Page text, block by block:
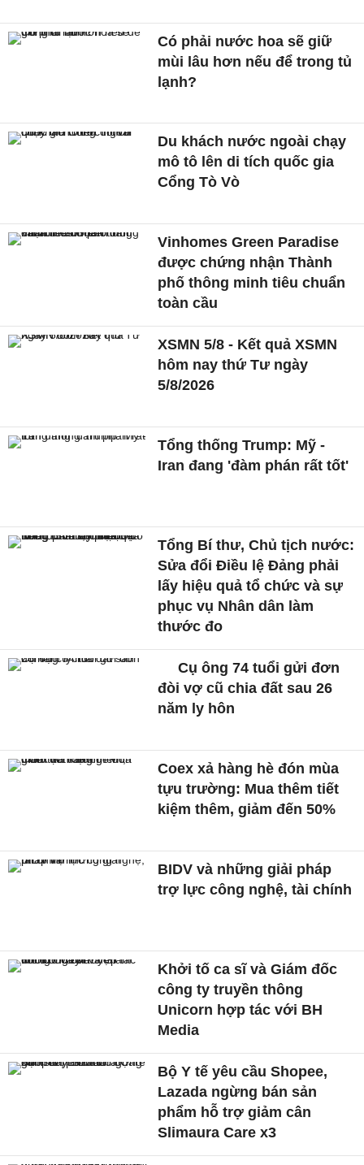
Có phải nước hoa sẽ giữ
mùi lâu hơn nếu để trong tủ
lạnh?
Du khách nước ngoài chạy
mô tô lên di tích quốc gia
Cổng Tò Vò
Vinhomes Green Paradise
được chứng nhận Thành
phố thông minh tiêu chuẩn
toàn cầu
XSMN 5/8 - Kết quả XSMN
hôm nay thứ Tư ngày
5/8/2026
Tổng thống Trump: Mỹ -
Iran đang 'đàm phán rất tốt'
Tổng Bí thư, Chủ tịch nước:
Sửa đổi Điều lệ Đảng phải
lấy hiệu quả tổ chức và sự
phục vụ Nhân dân làm
thước đo
Cụ ông 74 tuổi gửi đơn
đòi vợ cũ chia đất sau 26
năm ly hôn
Coex xả hàng hè đón mùa
tựu trường: Mua thêm tiết
kiệm thêm, giảm đến 50%
BIDV và những giải pháp
trợ lực công nghệ, tài chính
Khởi tố ca sĩ và Giám đốc
công ty truyền thông
Unicorn hợp tác với BH
Media
Bộ Y tế yêu cầu Shopee,
Lazada ngừng bán sản
phẩm hỗ trợ giảm cân
Slimaura Care x3